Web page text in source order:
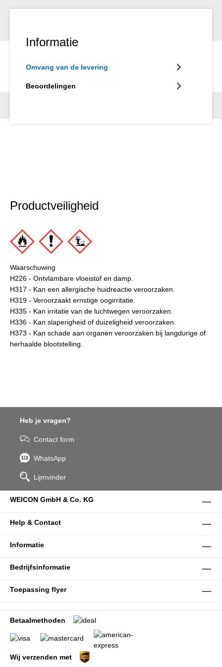
Informatie
Omvang van de levering
Beoordelingen
Productveiligheid
Waarschuwing
H226 - Ontvlambare vloeistof en damp.
H317 - Kan een allergische huidreactie veroorzaken.
H319 - Veroorzaakt ernstige oogirritatie.
H335 - Kan irritatie van de luchtwegen veroorzaken.
H336 - Kan slaperigheid of duizeligheid veroorzaken.
H373 - Kan schade aan organen veroorzaken bij langdurige of
herhaalde blootstelling.
Heb je vragen?
Contact form
WhatsApp
Lijmvinder
WEICON GmbH & Co. KG
Help & Contact
Informatie
Bedrijfsinformatie
Toepassing flyer
Betaalmethoden
Wij verzenden met